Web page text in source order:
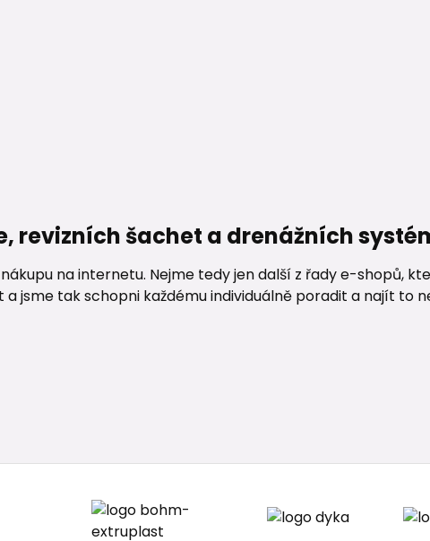
revizních šachet a drenážních
na internetu. Nejme tedy jen další z řady e-shopů,
jsme tak schopni každému individuálně poradit a najít to